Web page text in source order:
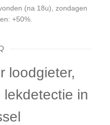
(na 18u), zondagen
+50%.
loodgieter,
in